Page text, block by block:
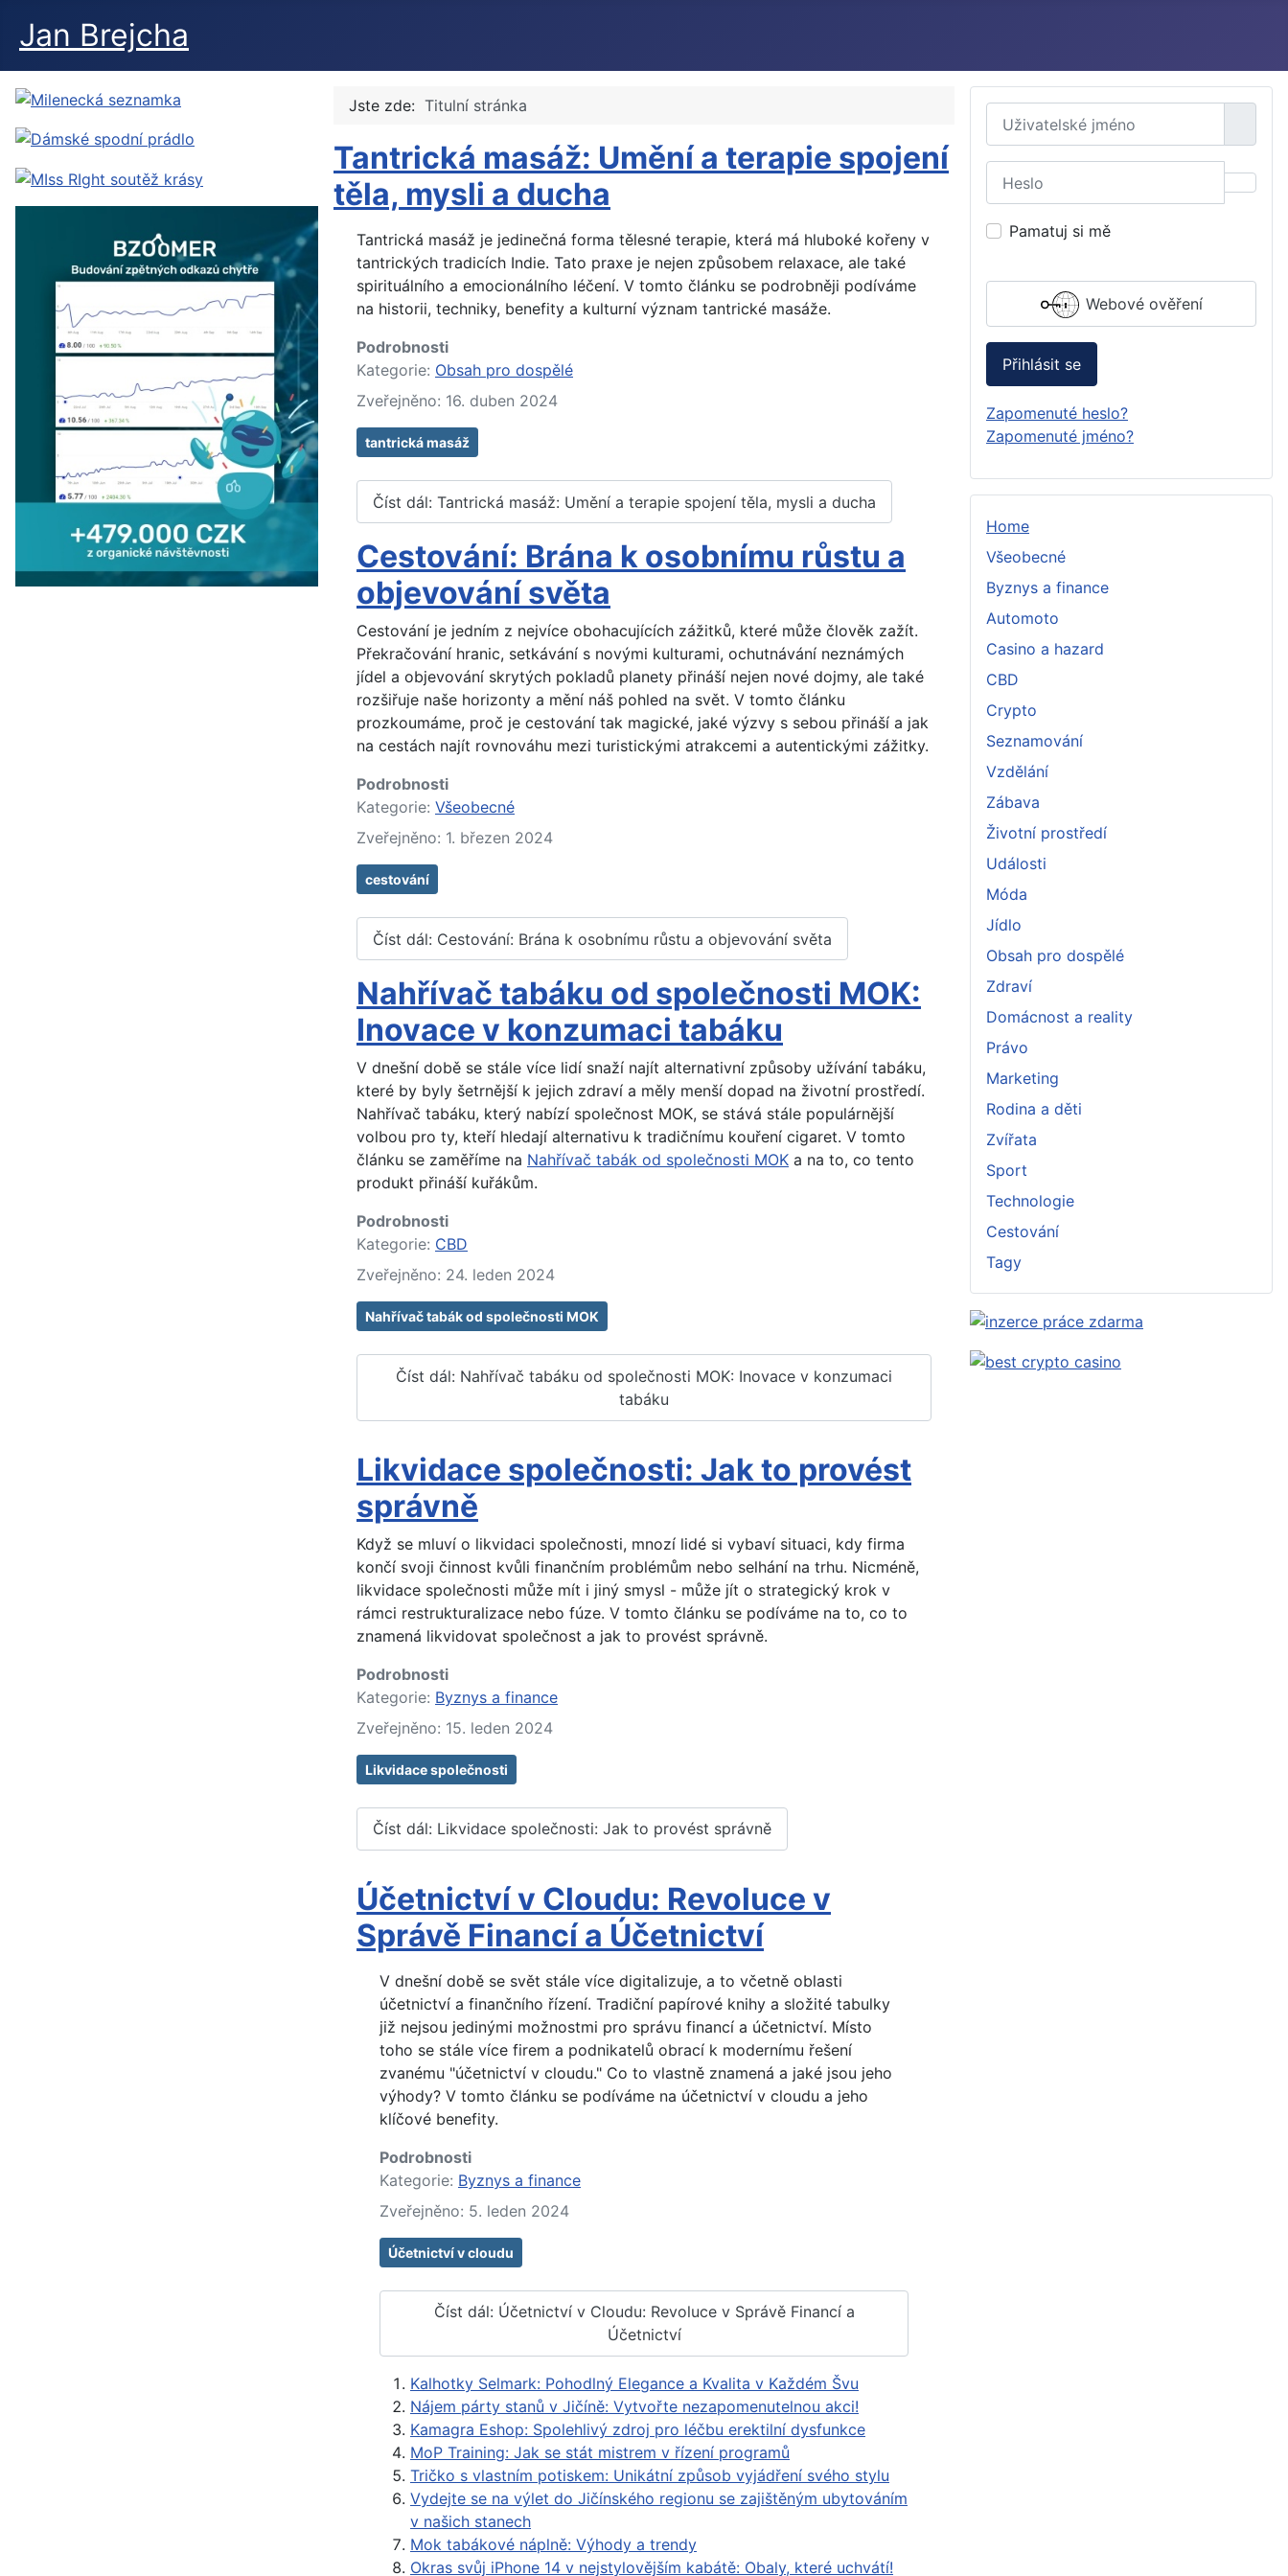
Jan Brejcha
Jste zde: Titulní stránka
Tantrická masáž: Umění a terapie spojení
těla, mysli a ducha
Tantrická masáž je jedinečná forma tělesné terapie, která má hluboké kořeny v
tantrických tradicích Indie. Tato praxe je nejen způsobem relaxace, ale také
spirituálního a emocionálního léčení. V tomto článku se podrobněji podíváme
na historii, techniky, benefity a kulturní význam tantrické masáže.
Podrobnosti
Kategorie: Obsah pro dospělé
Zveřejněno: 16. duben 2024
tantrická masáž
Číst dál: Tantrická masáž: Umění a terapie spojení těla, mysli a ducha
Cestování: Brána k osobnímu růstu a
objevování světa
Cestování je jedním z nejvíce obohacujících zážitků, které může člověk zažít.
Překračování hranic, setkávání s novými kulturami, ochutnávání neznámých
jídel a objevování skrytých pokladů planety přináší nejen nové dojmy, ale také
rozšiřuje naše horizonty a mění náš pohled na svět. V tomto článku
prozkoumáme, proč je cestování tak magické, jaké výzvy s sebou přináší a jak
na cestách najít rovnováhu mezi turistickými atrakcemi a autentickými zážitky.
Podrobnosti
Kategorie: Všeobecné
Zveřejněno: 1. březen 2024
cestování
Číst dál: Cestování: Brána k osobnímu růstu a objevování světa
Nahřívač tabáku od společnosti MOK:
Inovace v konzumaci tabáku
V dnešní době se stále více lidí snaží najít alternativní způsoby užívání tabáku,
které by byly šetrnější k jejich zdraví a měly menší dopad na životní prostředí.
Nahřívač tabáku, který nabízí společnost MOK, se stává stále populárnější
volbou pro ty, kteří hledají alternativu k tradičnímu kouření cigaret. V tomto
článku se zaměříme na Nahřívač tabák od společnosti MOK a na to, co tento
produkt přináší kuřákům.
Podrobnosti
Kategorie: CBD
Zveřejněno: 24. leden 2024
Nahřívač tabák od společnosti MOK
Číst dál: Nahřívač tabáku od společnosti MOK: Inovace v konzumaci
tabáku
Likvidace společnosti: Jak to provést
správně
Když se mluví o likvidaci společnosti, mnozí lidé si vybaví situaci, kdy firma
končí svoji činnost kvůli finančním problémům nebo selhání na trhu. Nicméně,
likvidace společnosti může mít i jiný smysl - může jít o strategický krok v
rámci restrukturalizace nebo fúze. V tomto článku se podíváme na to, co to
znamená likvidovat společnost a jak to provést správně.
Podrobnosti
Kategorie: Byznys a finance
Zveřejněno: 15. leden 2024
Likvidace společnosti
Číst dál: Likvidace společnosti: Jak to provést správně
Účetnictví v Cloudu: Revoluce v
Správě Financí a Účetnictví
V dnešní době se svět stále více digitalizuje, a to včetně oblasti
účetnictví a finančního řízení. Tradiční papírové knihy a složité tabulky
již nejsou jedinými možnostmi pro správu financí a účetnictví. Místo
toho se stále více firem a podnikatelů obrací k modernímu řešení
zvanému "účetnictví v cloudu." Co to vlastně znamená a jaké jsou jeho
výhody? V tomto článku se podíváme na účetnictví v cloudu a jeho
klíčové benefity.
Podrobnosti
Kategorie: Byznys a finance
Zveřejněno: 5. leden 2024
Účetnictví v cloudu
Číst dál: Účetnictví v Cloudu: Revoluce v Správě Financí a
Účetnictví
Kalhotky Selmark: Pohodlný Elegance a Kvalita v Každém Švu
Nájem párty stanů v Jičíně: Vytvořte nezapomenutelnou akci!
Kamagra Eshop: Spolehlivý zdroj pro léčbu erektilní dysfunkce
MoP Training: Jak se stát mistrem v řízení programů
Tričko s vlastním potiskem: Unikátní způsob vyjádření svého stylu
Vydejte se na výlet do Jičínského regionu se zajištěným ubytováním
v našich stanech
Mok tabákové náplně: Výhody a trendy
Okras svůj iPhone 14 v nejstylovějším kabátě: Obaly, které uchvátí!
Uživatelské jméno
Pamatuj si mě
Webové ověření
Přihlásit se
Zapomenuté heslo?
Zapomenuté jméno?
Home
Všeobecné
Byznys a finance
Automoto
Casino a hazard
CBD
Crypto
Seznamování
Vzdělání
Zábava
Životní prostředí
Události
Móda
Jídlo
Obsah pro dospělé
Zdraví
Domácnost a reality
Právo
Marketing
Rodina a děti
Zvířata
Sport
Technologie
Cestování
Tagy